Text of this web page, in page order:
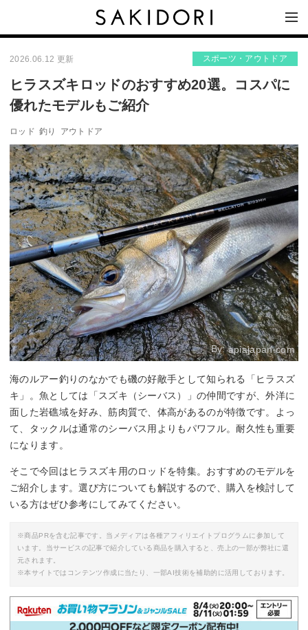
2026.06.12 更新 スポーツ・アウトドア
ヒラスズキロッドのおすすめ20選。コスパに
優れたモデルもご紹介
ロッド 釣り アウトドア
By:apiajapan.com
海のルアー釣りのなかでも磯の好敵手として知られる「ヒラスズ
キ」。魚としては「スズキ（シーバス）」の仲間ですが、外洋に
面した岩礁域を好み、筋肉質で、体高があるのが特徴です。よっ
て、タックルは通常のシーバス用よりもパワフル。耐久性も重要
になります。
そこで今回はヒラスズキ用のロッドを特集。おすすめのモデルを
ご紹介します。選び方についても解説するので、購入を検討して
いる方はぜひ参考にしてみてください。
※商品PRを含む記事です。当メディアは各種アフィリエイトプログラムに参加して
います。当サービスの記事で紹介している商品を購入すると、売上の一部が弊社に還
元されます。
※本サイトではコンテンツ作成に当たり、一部AI技術を補助的に活用しております。